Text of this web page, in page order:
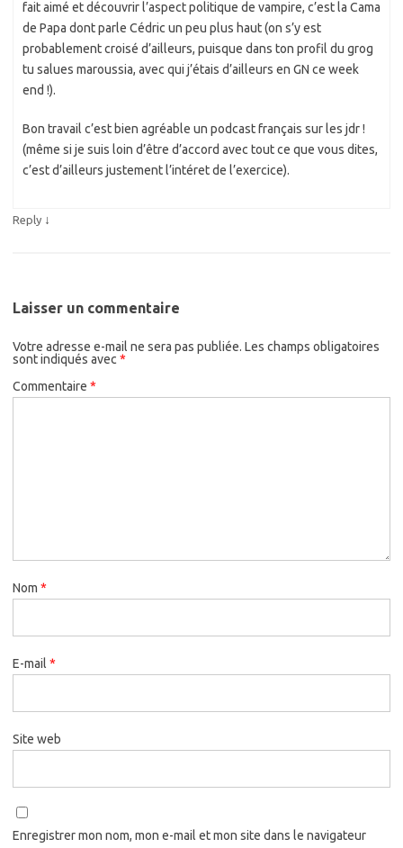
fait aimé et découvrir l’aspect politique de vampire, c’est la Cama
de Papa dont parle Cédric un peu plus haut (on s’y est
probablement croisé d’ailleurs, puisque dans ton profil du grog
tu salues maroussia, avec qui j’étais d’ailleurs en GN ce week
end !).
Bon travail c’est bien agréable un podcast français sur les jdr !
(même si je suis loin d’être d’accord avec tout ce que vous dites,
c’est d’ailleurs justement l’intéret de l’exercice).
Reply ↓
Laisser un commentaire
Votre adresse e-mail ne sera pas publiée. Les champs obligatoires
sont indiqués avec *
Commentaire *
Nom *
E-mail *
Site web
Enregistrer mon nom, mon e-mail et mon site dans le navigateur